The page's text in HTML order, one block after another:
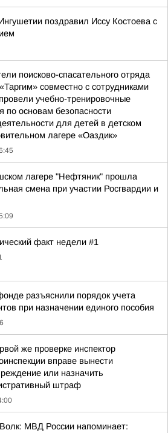
поздравил Иссу Костоева с
поисково-спасательного отряда
совместно с сотрудниками
учебно-тренировочные
по основам безопасности
для детей в детском
лагере «Оаздик»
лагере "Нефтяник" прошла
смена при участии Росгвардии и
факт недели #1
разъяснили порядок учета
при назначении единого пособия
же проверке инспектор
вправе вынести
или назначить
штраф
МВД России напоминает: